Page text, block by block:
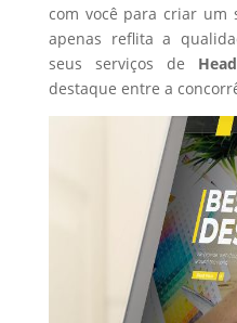
com você para criar um
apenas reflita a
seus serviços de
destaque entre a